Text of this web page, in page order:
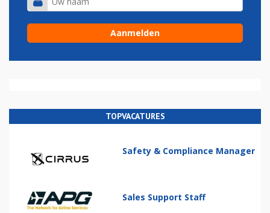
TOPVACATURES
Safety & Compliance Manager
Sales Support Staff